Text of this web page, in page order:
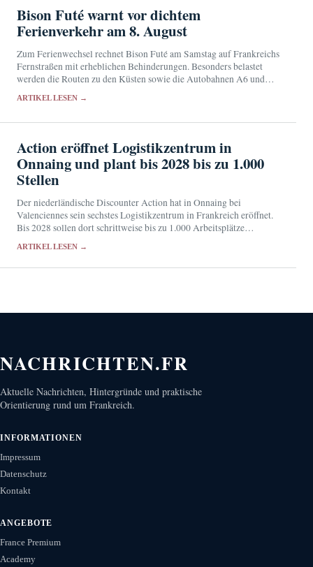
Bison Futé warnt vor dichtem
Ferienverkehr am 8. August
Zum Ferienwechsel rechnet Bison Futé am Samstag auf Frankreichs
Fernstraßen mit erheblichen Behinderungen. Besonders belastet
werden die Routen zu den Küsten sowie die Autobahnen A6 und
ARTIKEL LESEN →
Action eröffnet Logistikzentrum in
Onnaing und plant bis 2028 bis zu 1.000
Stellen
Der niederländische Discounter Action hat in Onnaing bei
Valenciennes sein sechstes Logistikzentrum in Frankreich eröffnet.
Bis 2028 sollen dort schrittweise bis zu 1.000 Arbeitsplätze
ARTIKEL LESEN →
NACHRICHTEN.FR
Aktuelle Nachrichten, Hintergründe und praktische
Orientierung rund um Frankreich.
INFORMATIONEN
Impressum
Datenschutz
Kontakt
ANGEBOTE
France Premium
Academy